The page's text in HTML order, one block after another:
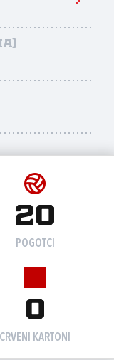
20
POGOTCI
0
CRVENI KARTONI